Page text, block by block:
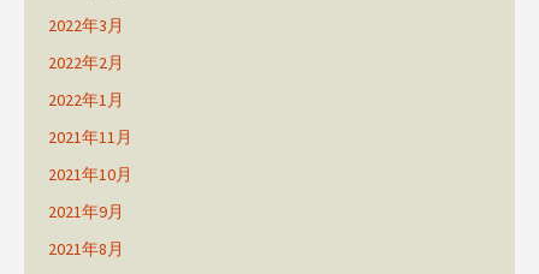
2022年3月
2022年2月
2022年1月
2021年11月
2021年10月
2021年9月
2021年8月